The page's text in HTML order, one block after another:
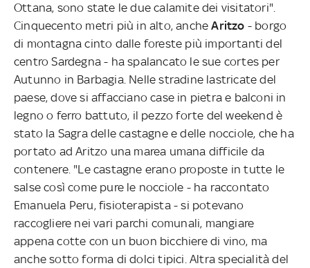
Ottana, sono state le due calamite dei visitatori".
Cinquecento metri più in alto, ancheAritzo - borgo
di montagna cinto dalle foreste più importanti del
centro Sardegna - ha spalancato le sue cortes per
Autunno in Barbagia. Nelle stradine lastricate del
paese, dove si affacciano case in pietra e balconi in
legno o ferro battuto, il pezzo forte del weekend è
stato la Sagra delle castagne e delle nocciole, che ha
portato ad Aritzo una marea umana difficile da
contenere. "Le castagne erano proposte in tutte le
salse così come pure le nocciole - ha raccontato
Emanuela Peru, fisioterapista - si potevano
raccogliere nei vari parchi comunali, mangiare
appena cotte con un buon bicchiere di vino, ma
anche sotto forma di dolci tipici. Altra specialità del